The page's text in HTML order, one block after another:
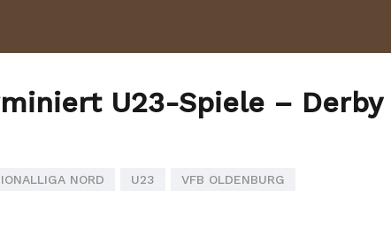
U23-Spiele – Derby
NORD U23 VFB OLDENBURG